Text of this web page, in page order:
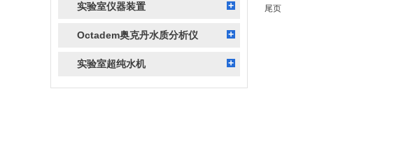
实验室仪器装置
Octadem奥克丹水质分析仪
实验室超纯水机
尾页